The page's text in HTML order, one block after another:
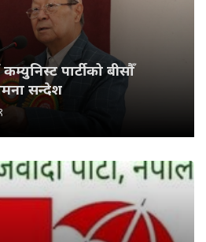
पार्टीको बीसौँ
सन्देश